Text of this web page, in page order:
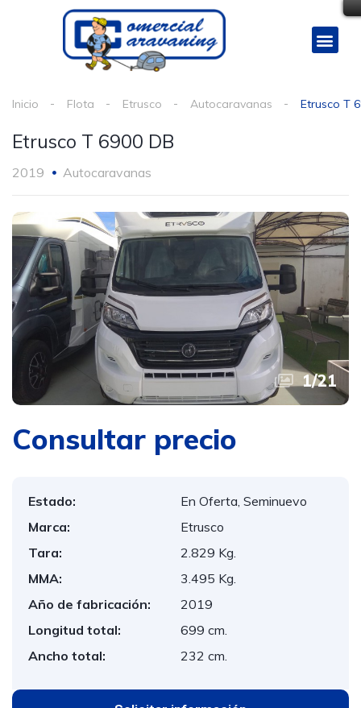
Inicio Flota Etrusco Autocaravanas Etrusco T
Etrusco T 6900 DB
2019 Autocaravanas
1/21
Consultar precio
Estado:
En Oferta, Seminuevo
Marca:
Etrusco
Tara:
2.829 Kg.
MMA:
3.495 Kg.
Año de fabricación:
2019
Longitud total:
699 cm.
Ancho total:
232 cm.